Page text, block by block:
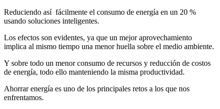
Reduciendo así fácilmente el consumo de energía en un 20 %
usando soluciones inteligentes.
Los efectos son evidentes, ya que un mejor aprovechamiento
implica al mismo tiempo una menor huella sobre el medio ambiente.
Y sobre todo un menor consumo de recursos y reducción de costos
de energía, todo ello manteniendo la misma productividad.
Ahorrar energía es uno de los principales retos a los que nos
enfrentamos.